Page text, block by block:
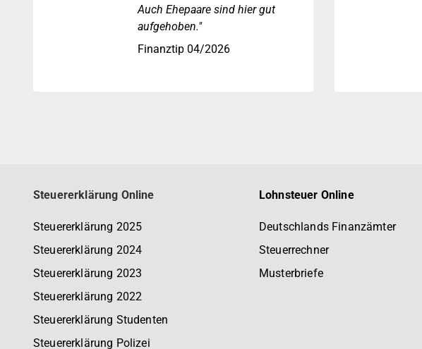
Auch Ehepaare sind hier gut
aufgehoben."
Finanztip 04/2026
Steuererklärung Online
Steuererklärung 2025
Steuererklärung 2024
Steuererklärung 2023
Steuererklärung 2022
Steuererklärung Studenten
Steuererklärung Polizei
Lohnsteuer Online
Deutschlands Finanzämter
Steuerrechner
Musterbriefe